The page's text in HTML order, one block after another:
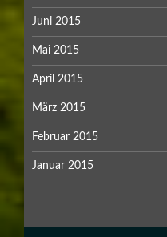
Juni 2015
Mai 2015
April 2015
März 2015
Februar 2015
Januar 2015